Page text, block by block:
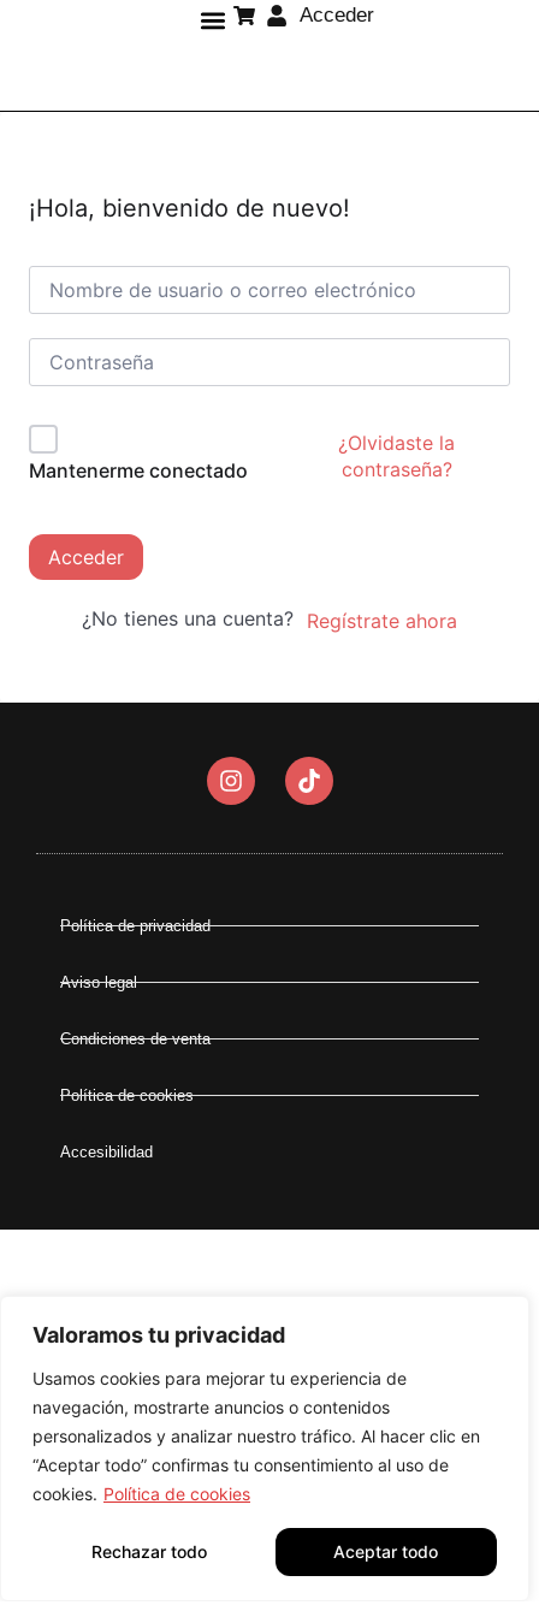
Valoramos tu privacidad
Usamos cookies para mejorar tu experiencia de
navegación, mostrarte anuncios o contenidos
personalizados y analizar nuestro tráfico. Al hacer clic en
“Aceptar todo” confirmas tu consentimiento al uso de
cookies. Política de cookies
Rechazar todo Aceptar todo
Acceder
¡Hola, bienvenido de nuevo!
Mantenerme conectado
¿Olvidaste la
contraseña?
Acceder
¿No tienes una cuenta? Regístrate ahora
Política de privacidad
Aviso legal
Condiciones de venta
Política de cookies
Accesibilidad
Financiado por la Unión Europea – NextGenerationEU
Todos los derechos reservados –
Juan Pardo